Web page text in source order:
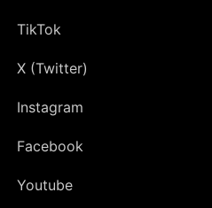
TikTok
X (Twitter)
Instagram
Facebook
Youtube